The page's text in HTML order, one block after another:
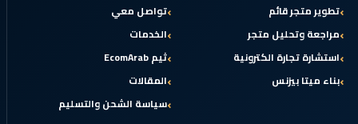
تواصل معي
الخدمات
ثيم EcomArab
المقالات
سياسة الشحن والتسليم
تطوير متجر قائم
مراجعة وتحليل متجر
استشارة تجارة الكترونية
بناء ميتا بيزنس